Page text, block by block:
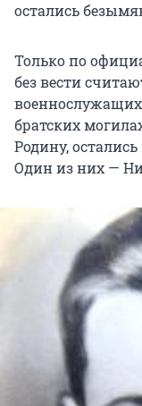
остались
Только по
без вести
братских
Родину,
Один из них —